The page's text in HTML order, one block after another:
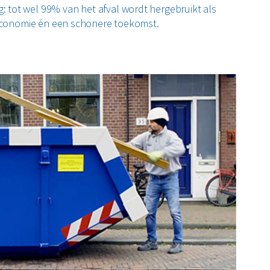
tot wel 99% van het afval wordt hergebruikt als
én een schonere toekomst.
Onze containers zijn geschikt voor uiteenlopende
en omliggende plaatsen zoalsZaandam, Hoofddorp